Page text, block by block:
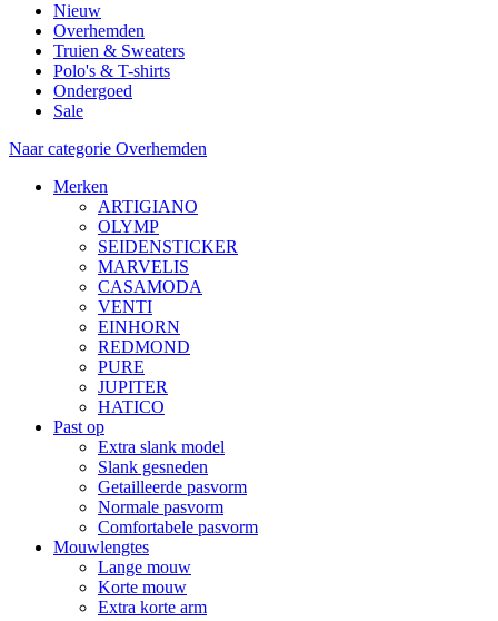
Nieuw
Overhemden
Truien & Sweaters
Polo's & T-shirts
Ondergoed
Sale
Naar categorie Overhemden
Merken
ARTIGIANO
OLYMP
SEIDENSTICKER
MARVELIS
CASAMODA
VENTI
EINHORN
REDMOND
PURE
JUPITER
HATICO
Past op
Extra slank model
Slank gesneden
Getailleerde pasvorm
Normale pasvorm
Comfortabele pasvorm
Mouwlengtes
Lange mouw
Korte mouw
Extra korte arm